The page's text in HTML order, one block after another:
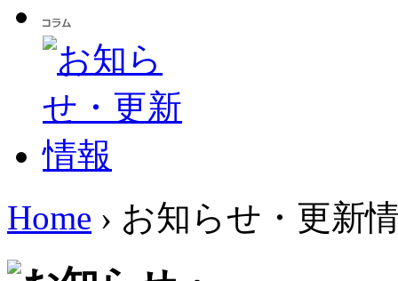
Home › お知らせ・更新